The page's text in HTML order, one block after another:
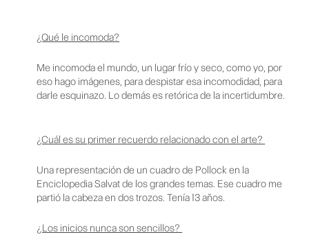
¿Qué le incomoda?
Me incomoda el mundo, un lugar frío y seco, como yo, por
eso hago imágenes, para despistar esa incomodidad, para
darle esquinazo. Lo demás es retórica de la incertidumbre.
¿Cuál es su primer recuerdo relacionado con el arte?
Una representación de un cuadro de Pollock en la
Enciclopedia Salvat de los grandes temas. Ese cuadro me
partió la cabeza en dos trozos. Tenía 13 años.
¿Los inicios nunca son sencillos?